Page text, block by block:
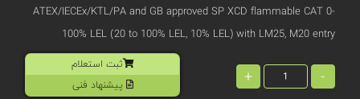
ATEX/IECEx/KTL/PA and GB approved SP XCD flammable CAT 0-
100% LEL (20 to 100% LEL, 10% LEL) with LM25, M20 entry
-
+
ثبت استعلام
پیشنهاد فنی